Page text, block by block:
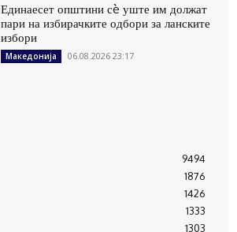
Единаесет општини сè уште им должат
пари на избирачките одбори за ланските
избори
Македонија 06.08.2026 23:17
9494
1876
1426
1333
1303